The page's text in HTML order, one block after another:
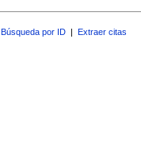
Búsqueda por ID | Extraer citas